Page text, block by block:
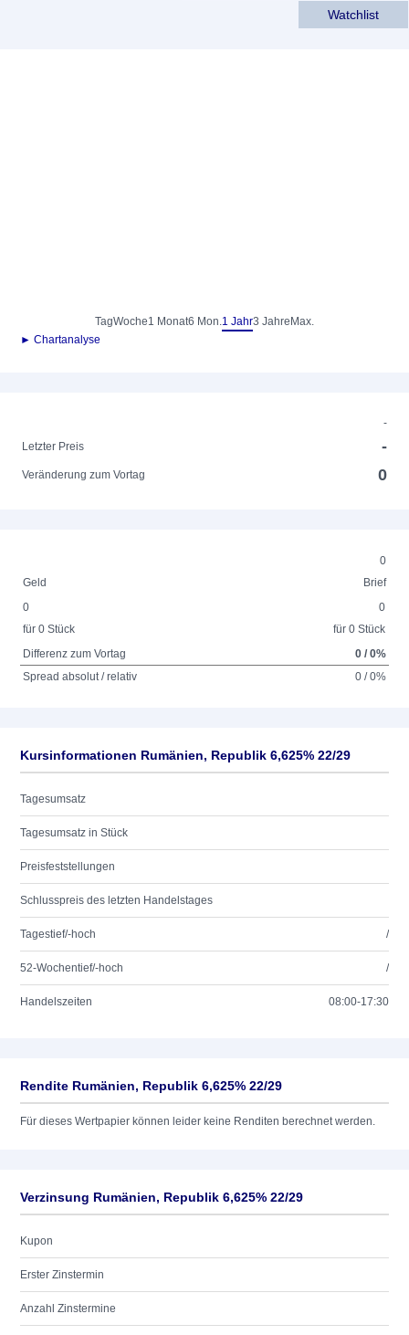
Watchlist
TagWoche1 Monat6 Mon.1 Jahr3 Jahre Max.
► Chartanalyse
-
Letzter Preis
-
Veränderung zum Vortag 0
0
Geld
Brief
0
für 0 Stück
0
für 0 Stück
Differenz zum Vortag
0 / 0%
Spread absolut / relativ
0 / 0%
Kursinformationen Rumänien, Republik 6,625% 22/29
Tagesumsatz
Tagesumsatz in Stück
Preisfeststellungen
Schlusspreis des letzten Handelstages
Tagestief/-hoch /
52-Wochentief/-hoch /
Handelszeiten 08:00-17:30
Rendite Rumänien, Republik 6,625% 22/29
Für dieses Wertpapier können leider keine Renditen berechnet werden.
Verzinsung Rumänien, Republik 6,625% 22/29
Kupon
Erster Zinstermin
Anzahl Zinstermine